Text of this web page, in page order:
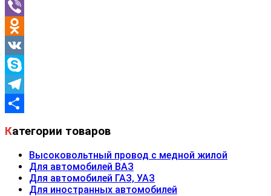
WhatsApp
Viber
Odnoklassniki
VK
Skype
Telegram
Категории товаров
Высоковольтный провод с медной жилой
Для автомобилей ВАЗ
Для автомобилей ГАЗ, УАЗ
Для иностранных автомобилей